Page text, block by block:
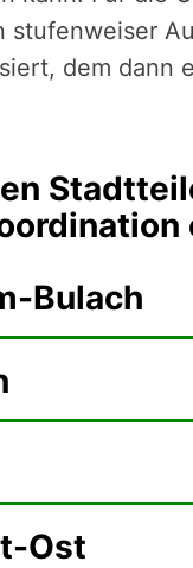
stufenweiser
dem dann
Bulach
Ost